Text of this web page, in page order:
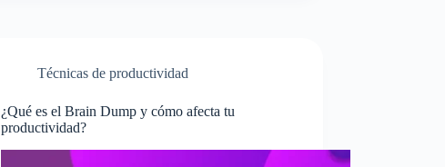
Técnicas de productividad
¿Qué es el Brain Dump y cómo afecta tu
productividad?